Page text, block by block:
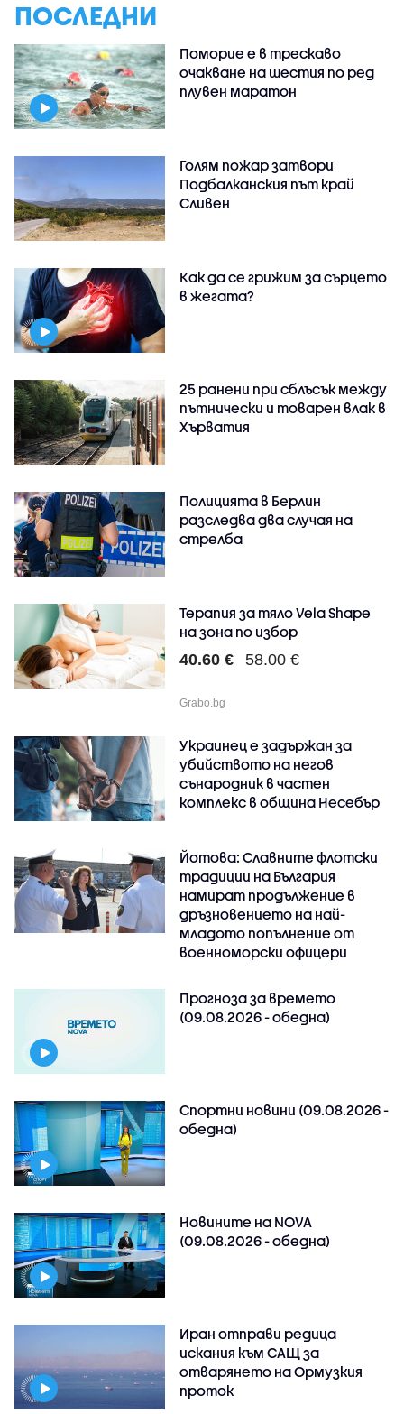
ПОСЛЕДНИ
Поморие е в трескаво
очакване на шестия по ред
плувен маратон
Голям пожар затвори
Подбалканския път край
Сливен
Как да се грижим за сърцето
в жегата?
25 ранени при сблъсък между
пътнически и товарен влак в
Хърватия
Полицията в Берлин
разследва два случая на
стрелба
Терапия за тяло Vela Shape
на зона по избор
40.60 € 58.00 €
Grabo.bg
Украинец е задържан за
убийството на негов
сънародник в частен
комплекс в община Несебър
Йотова: Славните флотски
традиции на България
намират продължение в
дръзновението на най-
младото попълнение от
военноморски офицери
Прогноза за времето
(09.08.2026 - обедна)
Спортни новини (09.08.2026 -
обедна)
Новините на NOVA
(09.08.2026 - обедна)
Иран отправи редица
искания към САЩ за
отварянето на Ормузкия
проток